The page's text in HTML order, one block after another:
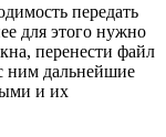
передать
для этого нужно
перенести файл
ним дальнейшие
и их